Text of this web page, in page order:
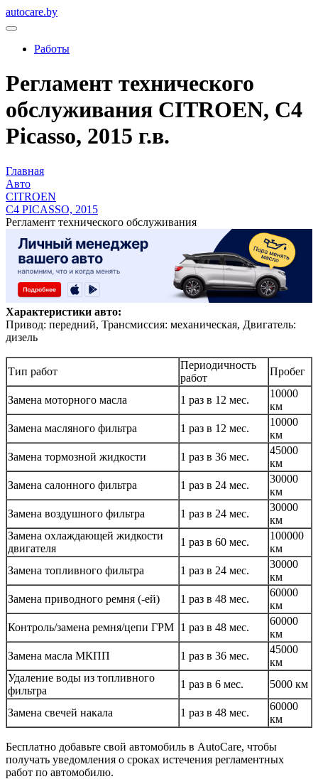
autocare.by
Работы
Регламент технического
обслуживания CITROEN, C4
Picasso, 2015 г.в.
Главная
Авто
CITROEN
C4 PICASSO, 2015
Регламент технического обслуживания
Характеристики авто:
Привод: передний, Трансмиссия: механическая, Двигатель:
дизель
Тип работ
Периодичность
работ
Пробег
Замена моторного масла 1 раз в 12 мес.
10000
км
Замена масляного фильтра
1 раз в 12 мес.
10000
км
Замена тормозной жидкости
1 раз в 36 мес.
45000
км
Замена салонного фильтра
1 раз в 24 мес.
30000
км
Замена воздушного фильтра
1 раз в 24 мес.
30000
км
Замена охлаждающей жидкости
двигателя
1 раз в 60 мес.
100000
км
Замена топливного фильтра
1 раз в 24 мес.
30000
км
Замена приводного ремня (-ей)
1 раз в 48 мес.
60000
км
Контроль/замена ремня/цепи ГРМ 1 раз в 48 мес.
60000
км
Замена масла МКПП
1 раз в 36 мес.
45000
км
Удаление воды из топливного
фильтра
1 раз в 6 мес. 5000 км
Замена свечей накала 1 раз в 48 мес.
60000
км
Бесплатно добавьте свой автомобиль в AutoCare, чтобы
получать уведомления о сроках истечения регламентных
работ по автомобилю.